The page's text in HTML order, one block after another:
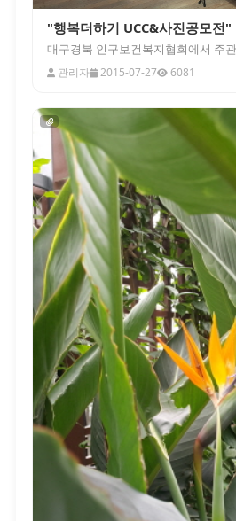
대구경북 인구보건복지협회에서 주
관리자 2015-07-27 6081